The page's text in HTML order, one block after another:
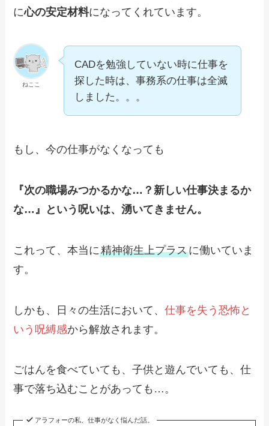
に心の安定材料になってくれています。
ねここ
CADを勉強していない時に仕事を
探した時は、事務系の仕事は全滅
しました。。。
もし、今の仕事がなくなっても
『次の職場みつかるかな…？新しい仕事決まるか
な…』という呪いは、湧いてきません。
これって、本当に精神衛生上プラスに働いていま
す。
しかも、日々の生活において、仕事を失う恐怖と
いう呪縛感から解放されます。
ごはんを食べていても、子供と遊んでいても、仕
事で落ち込むことがあっても…。
アラフォーの私、仕事がなく悩んだ話。